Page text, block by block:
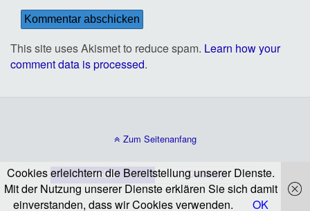
This site uses Akismet to reduce spam. Learn how your
comment data is processed.
Zum Seitenanfang
Mobil Desktop
Cookies erleichtern die Bereitstellung unserer Dienste.
Mit der Nutzung unserer Dienste erklären Sie sich damit
einverstanden, dass wir Cookies verwenden.
OK